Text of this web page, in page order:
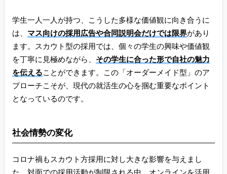
学生一人一人が持つ、こうした多様な価値観に向き合うに
は、 マス向けの採用広告や合同説明会だけでは限界があり
ます。スカウト型の採用では、個々の学生の興味や価値観
を丁寧に見極めながら、 その学生に合った形で自社の魅力
を伝えることができます。この「オーダーメイド型」のア
プローチこそが、現代の就活生の心を掴む重要なポイント
となっているのです。
社会情勢の変化
コロナ禍もスカウト方採用に対し大きな影響を与えまし